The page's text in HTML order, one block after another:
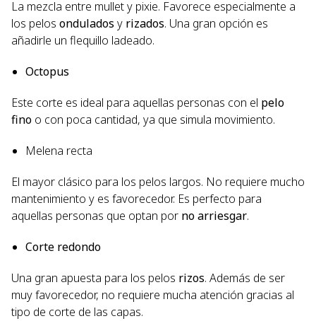
La mezcla entre mullet y pixie. Favorece especialmente a
los pelos ondulados y rizados. Una gran opción es
añadirle un flequillo ladeado.
Octopus
Este corte es ideal para aquellas personas con el pelo
fino o con poca cantidad, ya que simula movimiento.
Melena recta
El mayor clásico para los pelos largos. No requiere mucho
mantenimiento y es favorecedor. Es perfecto para
aquellas personas que optan por no arriesgar.
Corte redondo
Una gran apuesta para los pelos rizos. Además de ser
muy favorecedor, no requiere mucha atención gracias al
tipo de corte de las capas.